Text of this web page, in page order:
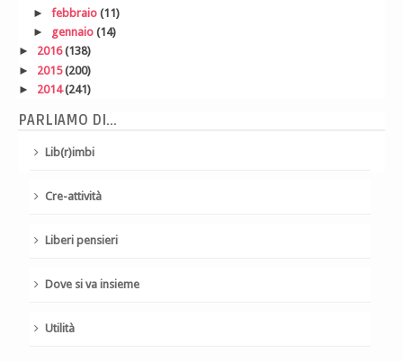
► febbraio (11)
► gennaio (14)
► 2016(138)
► 2015(200)
► 2014(241)
PARLIAMO DI...
Lib(r)imbi
Cre-attività
Liberi pensieri
Dove si va insieme
Utilità